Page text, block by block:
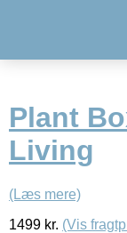
Plant
Living
(Læs mere)
1499 kr. (Vis